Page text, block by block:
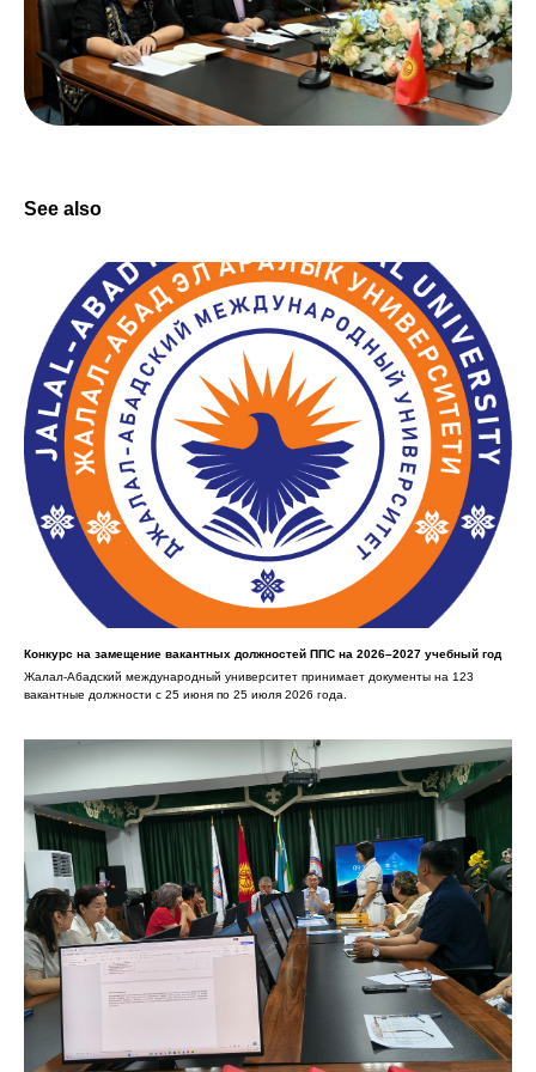
See also
Конкурс на замещение вакантных должностей ППС на 2026–2027 учебный год
Жалал-Абадский международный университет принимает документы на 123
вакантные должности с 25 июня по 25 июля 2026 года.